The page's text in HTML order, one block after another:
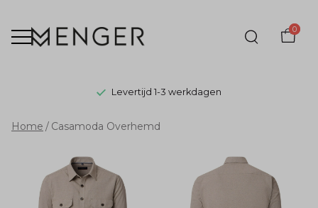
0
Levertijd 1-3 werkdagen
Casamoda
Overhemd
Home Casamoda Overhemd